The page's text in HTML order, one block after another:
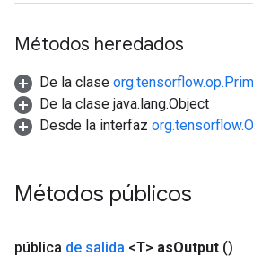
Métodos heredados
De la clase
De la clase java.lang.Object
Desde la interfaz
Métodos públicos
pública de salida <T> asOutput ()